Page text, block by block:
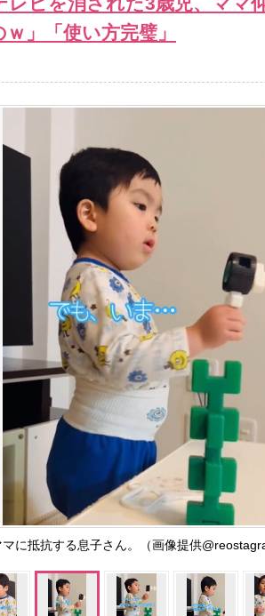
」「使い方完璧」
に抵抗する息子さん。（画像提供